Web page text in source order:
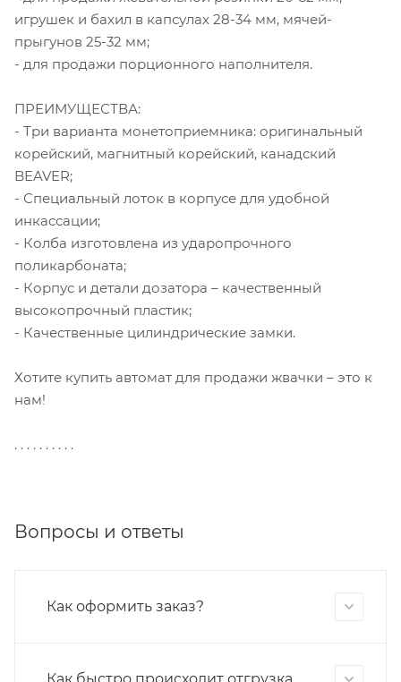
игрушек и бахил в капсулах 28-34 мм, мячей-
прыгунов 25-32 мм;
- для продажи порционного наполнителя.
ПРЕИМУЩЕСТВА:
- Три варианта монетоприемника: оригинальный
корейский, магнитный корейский, канадский
BEAVER;
- Специальный лоток в корпусе для удобной
инкассации;
- Колба изготовлена из ударопрочного
поликарбоната;
- Корпус и детали дозатора – качественный
высокопрочный пластик;
- Качественные цилиндрические замки.
Хотите купить автомат для продажи жвачки – это к
нам!
. . . . . . . . . .
Вопросы и ответы
Как оформить заказ?
Как быстро происходит отгрузка